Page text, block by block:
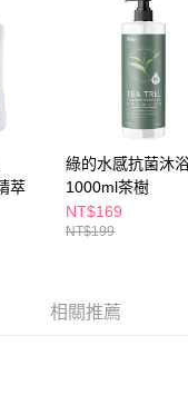
有效，需透過AFTEE先享
頁面顯示為準，若有關於
請聯繫「AFTEE先享後付
support/home
先享後付」服務完成之交
交易相關給付款項請求債
之用戶狀況，依本公司即
萃
綠的水感抗菌沐
1000ml茶樹
NT$169
NT$199
相關推薦